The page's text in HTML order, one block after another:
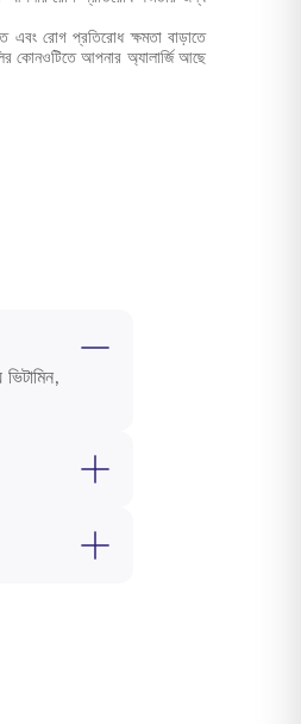
এবং রোগ প্রতিরোধ ক্ষমতা বাড়াতে
কোনওটিতে আপনার অ্যালার্জি আছে